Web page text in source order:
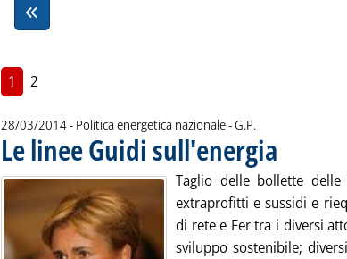
1 2
28/03/2014- Politica energetica nazionale -di:
G.P.
Le linee Guidi sull'energia
Taglio delle bollette
extraprofitti e sussidi e
di rete e Fer tra i diversi
sviluppo sostenibile;